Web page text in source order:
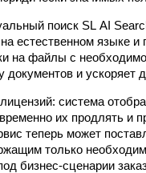
поиск SL AI
естественном языке и
на файлы с
документов и ускоряет
система
их продлять и
теперь может
только
бизнес-сценарии